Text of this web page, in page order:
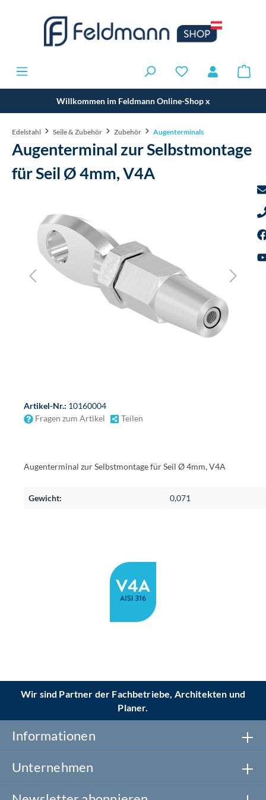
Willkommen im Feldmann Online-Shopx
Edelstahl Seile & Zubehör Zubehör Augenterminals
Augenterminal zur Selbstmontage
für Seil Ø 4mm, V4A
Artikel-Nr.: 10160004
Fragen zum Artikel
Teilen
Augenterminal zur Selbstmontage für Seil Ø 4mm, V4A
Gewicht: 0,071
Wir sind Partner der Fachbetriebe, Architekten und
Planer.
Informationen
Unternehmen